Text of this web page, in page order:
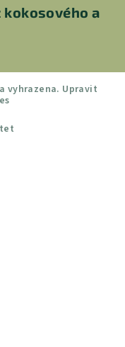
a
vyhrazena. Upravit